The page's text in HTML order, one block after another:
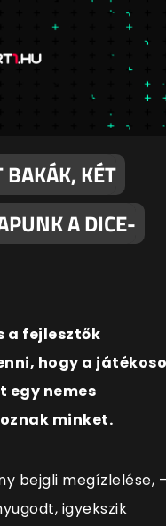
BAKÁK, KÉT
A DICE-
a fejlesztők
hogy a
egy nemes
minket.
bejgli megízlelése,
igyekszik